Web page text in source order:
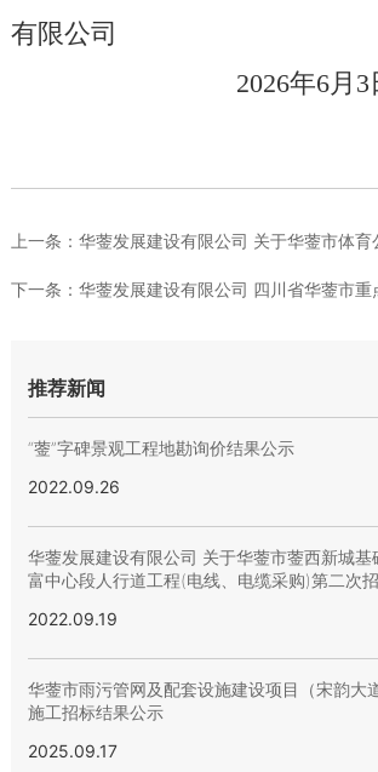
有限公司
2026年6月 3
上一条： 华蓥发展建设有限公司 关于华蓥市体育公园
下一条： 华蓥发展建设有限公司 四川省华蓥市重点采煤
推荐新闻
“蓥”字碑景观工程地勘询价结果公示
2022.09.26
华蓥发展建设有限公司 关于华蓥市蓥西新城
富中心段人行道工程(电线、电缆采购)第二次
2022.09.19
华蓥市雨污管网及配套设施建设项目（宋韵大
施工招标结果公示
2025.09.17